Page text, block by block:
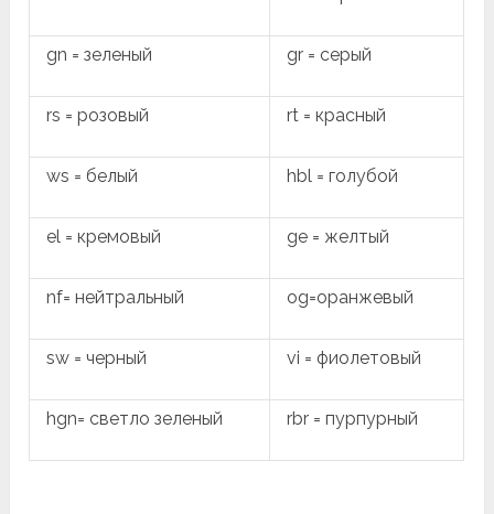
gn = зеленый gr = серый
rs = розовый rt = красный
ws = белый hbl = голубой
el = кремовый ge = желтый
nf= нейтральный og=оранжевый
sw = черный vi = фиолетовый
hgn= светло зеленый rbr = пурпурный